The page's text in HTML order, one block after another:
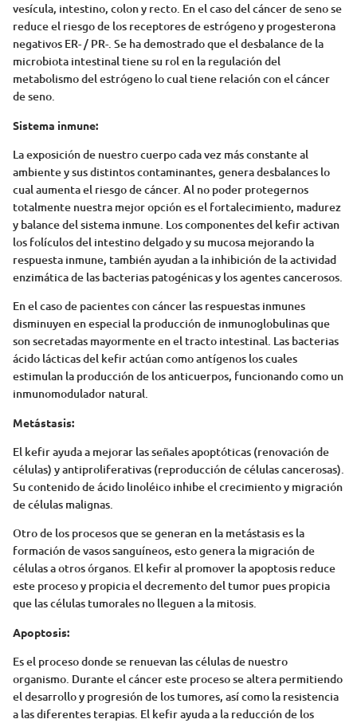
vesícula, intestino, colon y recto. En el caso del cáncer de seno se
reduce el riesgo de los receptores de estrógeno y progesterona
negativos ER- / PR-. Se ha demostrado que el desbalance de la
microbiota intestinal tiene su rol en la regulación del
metabolismo del estrógeno lo cual tiene relación con el cáncer
de seno.
Sistema inmune:
La exposición de nuestro cuerpo cada vez más constante al
ambiente y sus distintos contaminantes, genera desbalances lo
cual aumenta el riesgo de cáncer. Al no poder protegernos
totalmente nuestra mejor opción es el fortalecimiento, madurez
y balance del sistema inmune. Los componentes del kefir activan
los folículos del intestino delgado y su mucosa mejorando la
respuesta inmune, también ayudan a la inhibición de la actividad
enzimática de las bacterias patogénicas y los agentes cancerosos.
En el caso de pacientes con cáncer las respuestas inmunes
disminuyen en especial la producción de inmunoglobulinas que
son secretadas mayormente en el tracto intestinal. Las bacterias
ácido lácticas del kefir actúan como antígenos los cuales
estimulan la producción de los anticuerpos, funcionando como un
inmunomodulador natural.
Metástasis:
El kefir ayuda a mejorar las señales apoptóticas (renovación de
células) y antiproliferativas (reproducción de células cancerosas).
Su contenido de ácido linoléico inhibe el crecimiento y migración
de células malignas.
Otro de los procesos que se generan en la metástasis es la
formación de vasos sanguíneos, esto genera la migración de
células a otros órganos. El kefir al promover la apoptosis reduce
este proceso y propicia el decremento del tumor pues propicia
que las células tumorales no lleguen a la mitosis.
Apoptosis:
Es el proceso donde se renuevan las células de nuestro
organismo. Durante el cáncer este proceso se altera permitiendo
el desarrollo y progresión de los tumores, así como la resistencia
a las diferentes terapias. El kefir ayuda a la reducción de los